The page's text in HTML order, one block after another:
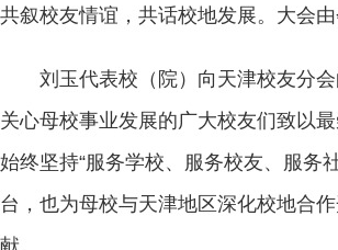
共叙校友情谊，共话校地发展。大会
刘玉代表校（院）向天津校友分
关心母校事业发展的广大校友们致以
始终坚持“服务学校、服务校友、服务
台，也为母校与天津地区深化校地合
献。